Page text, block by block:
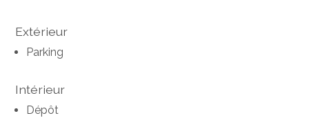
Extérieur
Parking
Intérieur
Dépôt